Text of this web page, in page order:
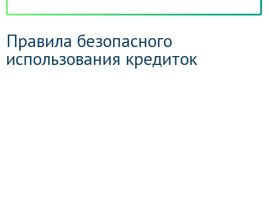
Правила безопасного
использования кредиток